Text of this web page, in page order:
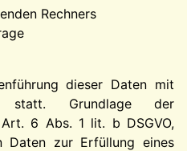
Rechners
dieser Daten mit
statt. Grundlage der
6 Abs. 1 lit. b DSGVO,
Daten zur Erfüllung eines